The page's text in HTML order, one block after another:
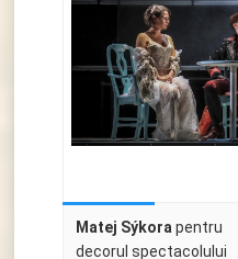
Matej Sýkora pentru
decorul spectacolului